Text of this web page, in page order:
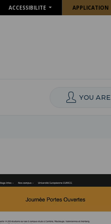
ACCESSIBILITE APPLICATION
YOU ARE